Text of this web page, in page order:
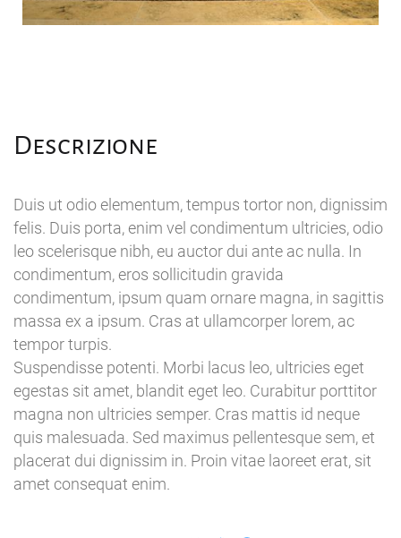
Descrizione
Duis ut odio elementum, tempus tortor non, dignissim
felis. Duis porta, enim vel condimentum ultricies, odio
leo scelerisque nibh, eu auctor dui ante ac nulla. In
condimentum, eros sollicitudin gravida
condimentum, ipsum quam ornare magna, in sagittis
massa ex a ipsum. Cras at ullamcorper lorem, ac
tempor turpis.
Suspendisse potenti. Morbi lacus leo, ultricies eget
egestas sit amet, blandit eget leo. Curabitur porttitor
magna non ultricies semper. Cras mattis id neque
quis malesuada. Sed maximus pellentesque sem, et
placerat dui dignissim in. Proin vitae laoreet erat, sit
amet consequat enim.